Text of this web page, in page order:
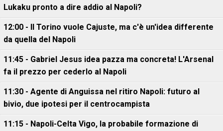
Lukaku pronto a dire addio al Napoli?
12:00 - Il Torino vuole Cajuste, ma c'è un'idea differente
da quella del Napoli
11:45 - Gabriel Jesus idea pazza ma concreta! L'Arsenal
fa il prezzo per cederlo al Napoli
11:30 - Agente di Anguissa nel ritiro Napoli: futuro al
bivio, due ipotesi per il centrocampista
11:15 - Napoli-Celta Vigo, la probabile formazione di